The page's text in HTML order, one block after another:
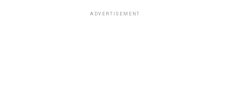
ADVERTISEMENT